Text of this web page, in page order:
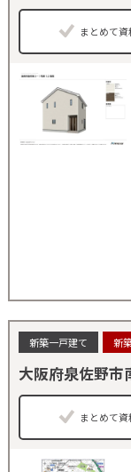
まとめて
新築一戸建て 新
大阪府泉佐野市
まとめて